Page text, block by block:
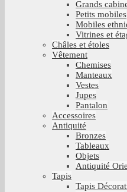
Grands
Petits mobiles
Mobiles
Vitrines et
Châles et étoles
Vêtement
Chemises
Manteaux
Vestes
Jupes
Pantalon
Accessoires
Antiquité
Bronzes
Tableaux
Objets
Antiquité
Tapis
Tapis